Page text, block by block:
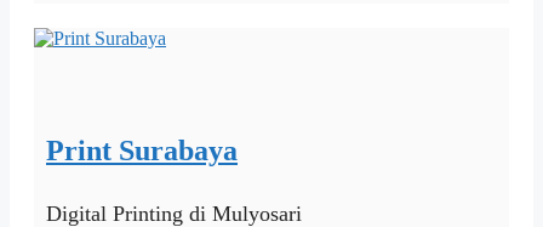
Print Surabaya
Digital Printing di Mulyosari